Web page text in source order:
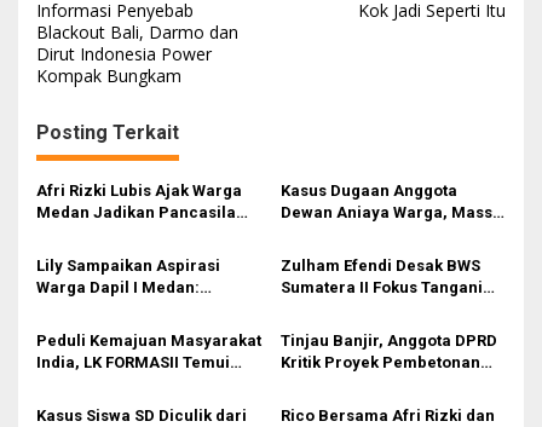
v
i
g
a
s
i
p
o
s
Informasi Penyebab
Blackout Bali, Darmo dan
Dirut Indonesia Power
Kompak Bungkam
Kok Jadi Seperti Itu
Posting Terkait
Afri Rizki Lubis Ajak Warga
Medan Jadikan Pancasila
Perpecahan di Era Digital
Kasus Dugaan Anggota
Dewan Aniaya Warga, Massa
Sanksi dan Polrestabes
Segera Usut
Lily Sampaikan Aspirasi
Warga Dapil I Medan:
hingga Lampu Jalan Rawan
Kriminal
Zulham Efendi Desak BWS
Sumatera II Fokus Tangani
Peduli Kemajuan Masyarakat
India, LK FORMASII Temui
Rommy Van Boy
Tinjau Banjir, Anggota DPRD
Kritik Proyek Pembetonan
Kasus Siswa SD Diculik dari
Rico Bersama Afri Rizki dan